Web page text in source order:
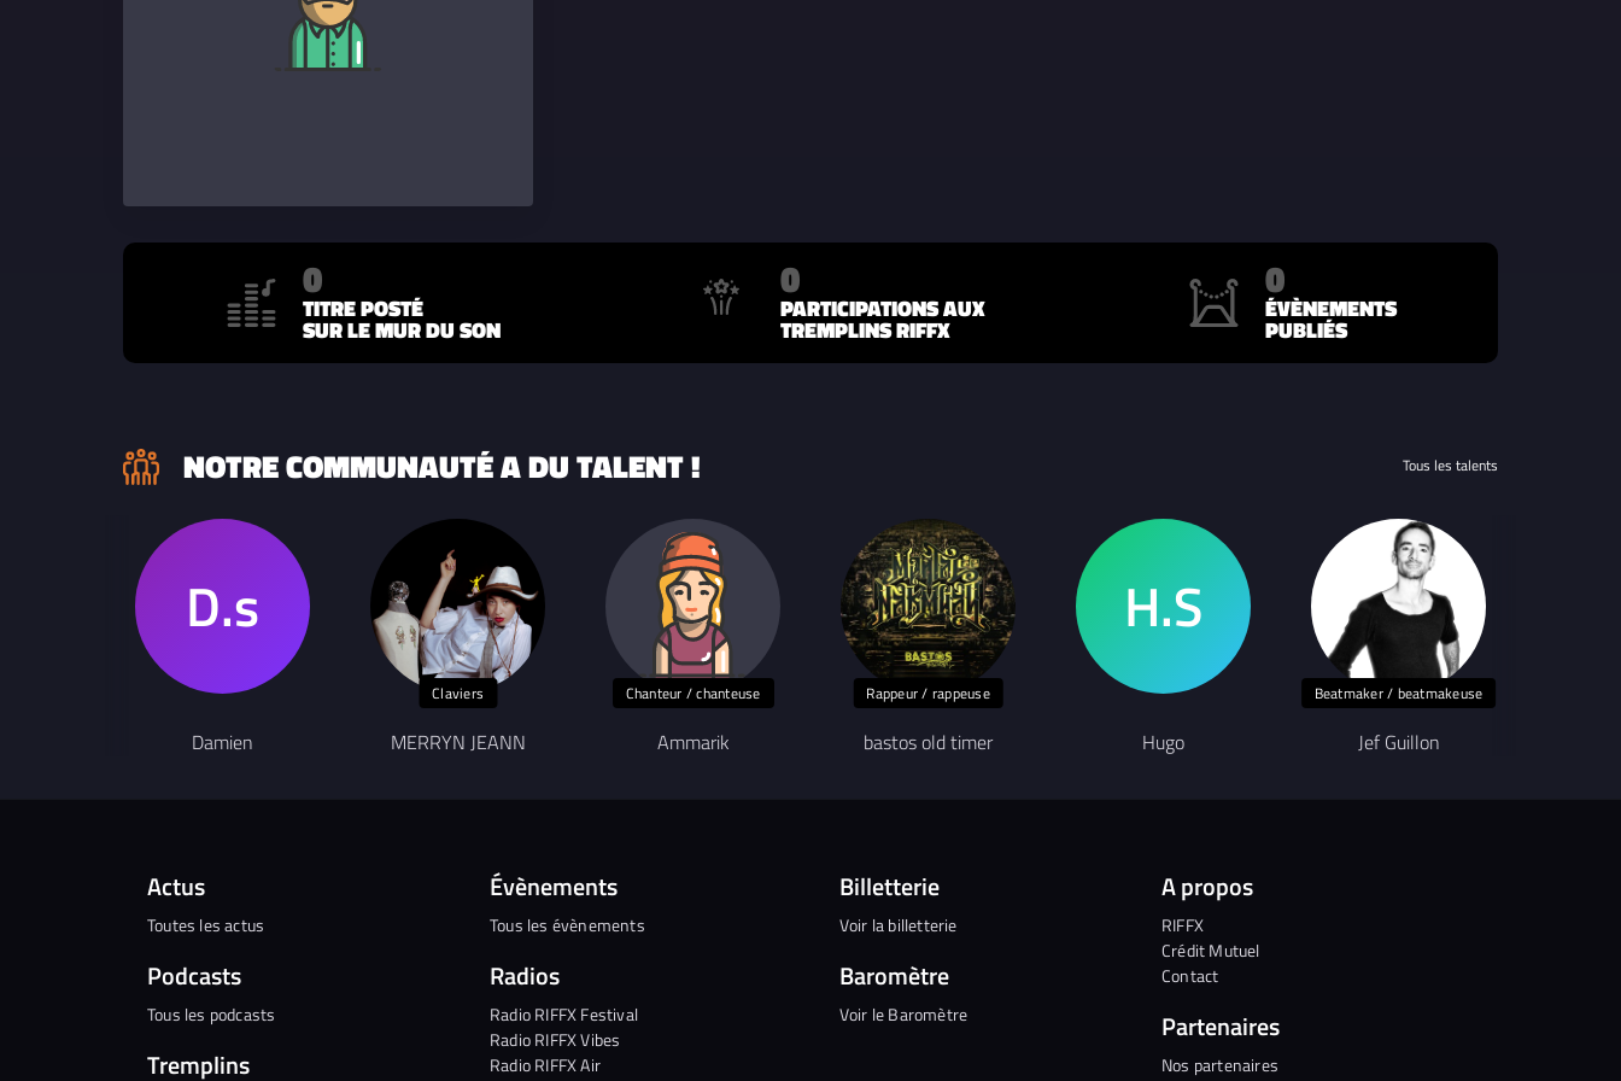
0
TITRE POSTÉ
SUR LE MUR DU SON
0
PARTICIPATIONS AUX
TREMPLINS RIFFX
0
ÉVÈNEMENTS
PUBLIÉS
NOTRE COMMUNAUTÉ A DU TALENT ! Tous les talents
Damien
Claviers
MERRYN JEANN
Chanteur / chanteuse
Ammarik
Rappeur / rappeuse
bastos old timer Hugo
Beatmaker / beatmakeuse
Jef Guillon
Actus
Toutes les actus
Podcasts
Tous les podcasts
Tremplins
Évènements
Tous les évènements
Radios
Radio RIFFX Festival
Radio RIFFX Vibes
Radio RIFFX Air
Billetterie
Voir la billetterie
Baromètre
Voir le Baromètre
A propos
RIFFX
Crédit Mutuel
Contact
Partenaires
Nos partenaires